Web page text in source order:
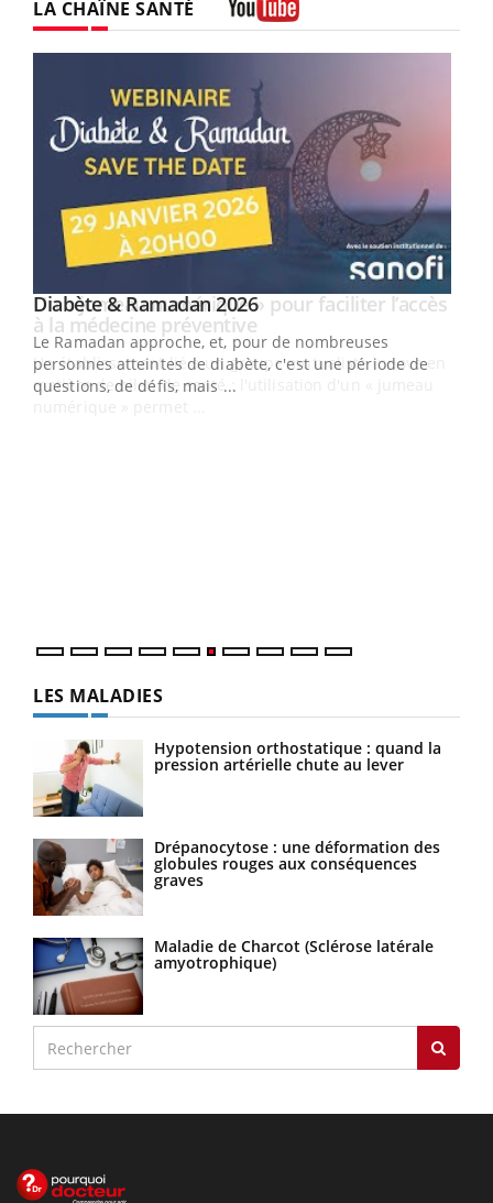
LA CHAÎNE SANTÉ
Youtube
Diabète & Ramadan 2026Youtube
Le Ramadan approche, et, pour de nombreuses
personnes atteintes de diabète, c'est une période de
questions, de défis, mais ...
Youtube
Un « jumeau numérique » pour faciliter l’accès
à la médecine préventiveYoutube
Un établissement lié à un groupe mutualiste innove en
matière de bilan de santé : l'utilisation d'un « jumeau
LES MALADIES
Hypotension orthostatique : quand la
pression artérielle chute au lever
Drépanocytose : une déformation des
globules rouges aux conséquences
graves
Maladie de Charcot (Sclérose latérale
amyotrophique)